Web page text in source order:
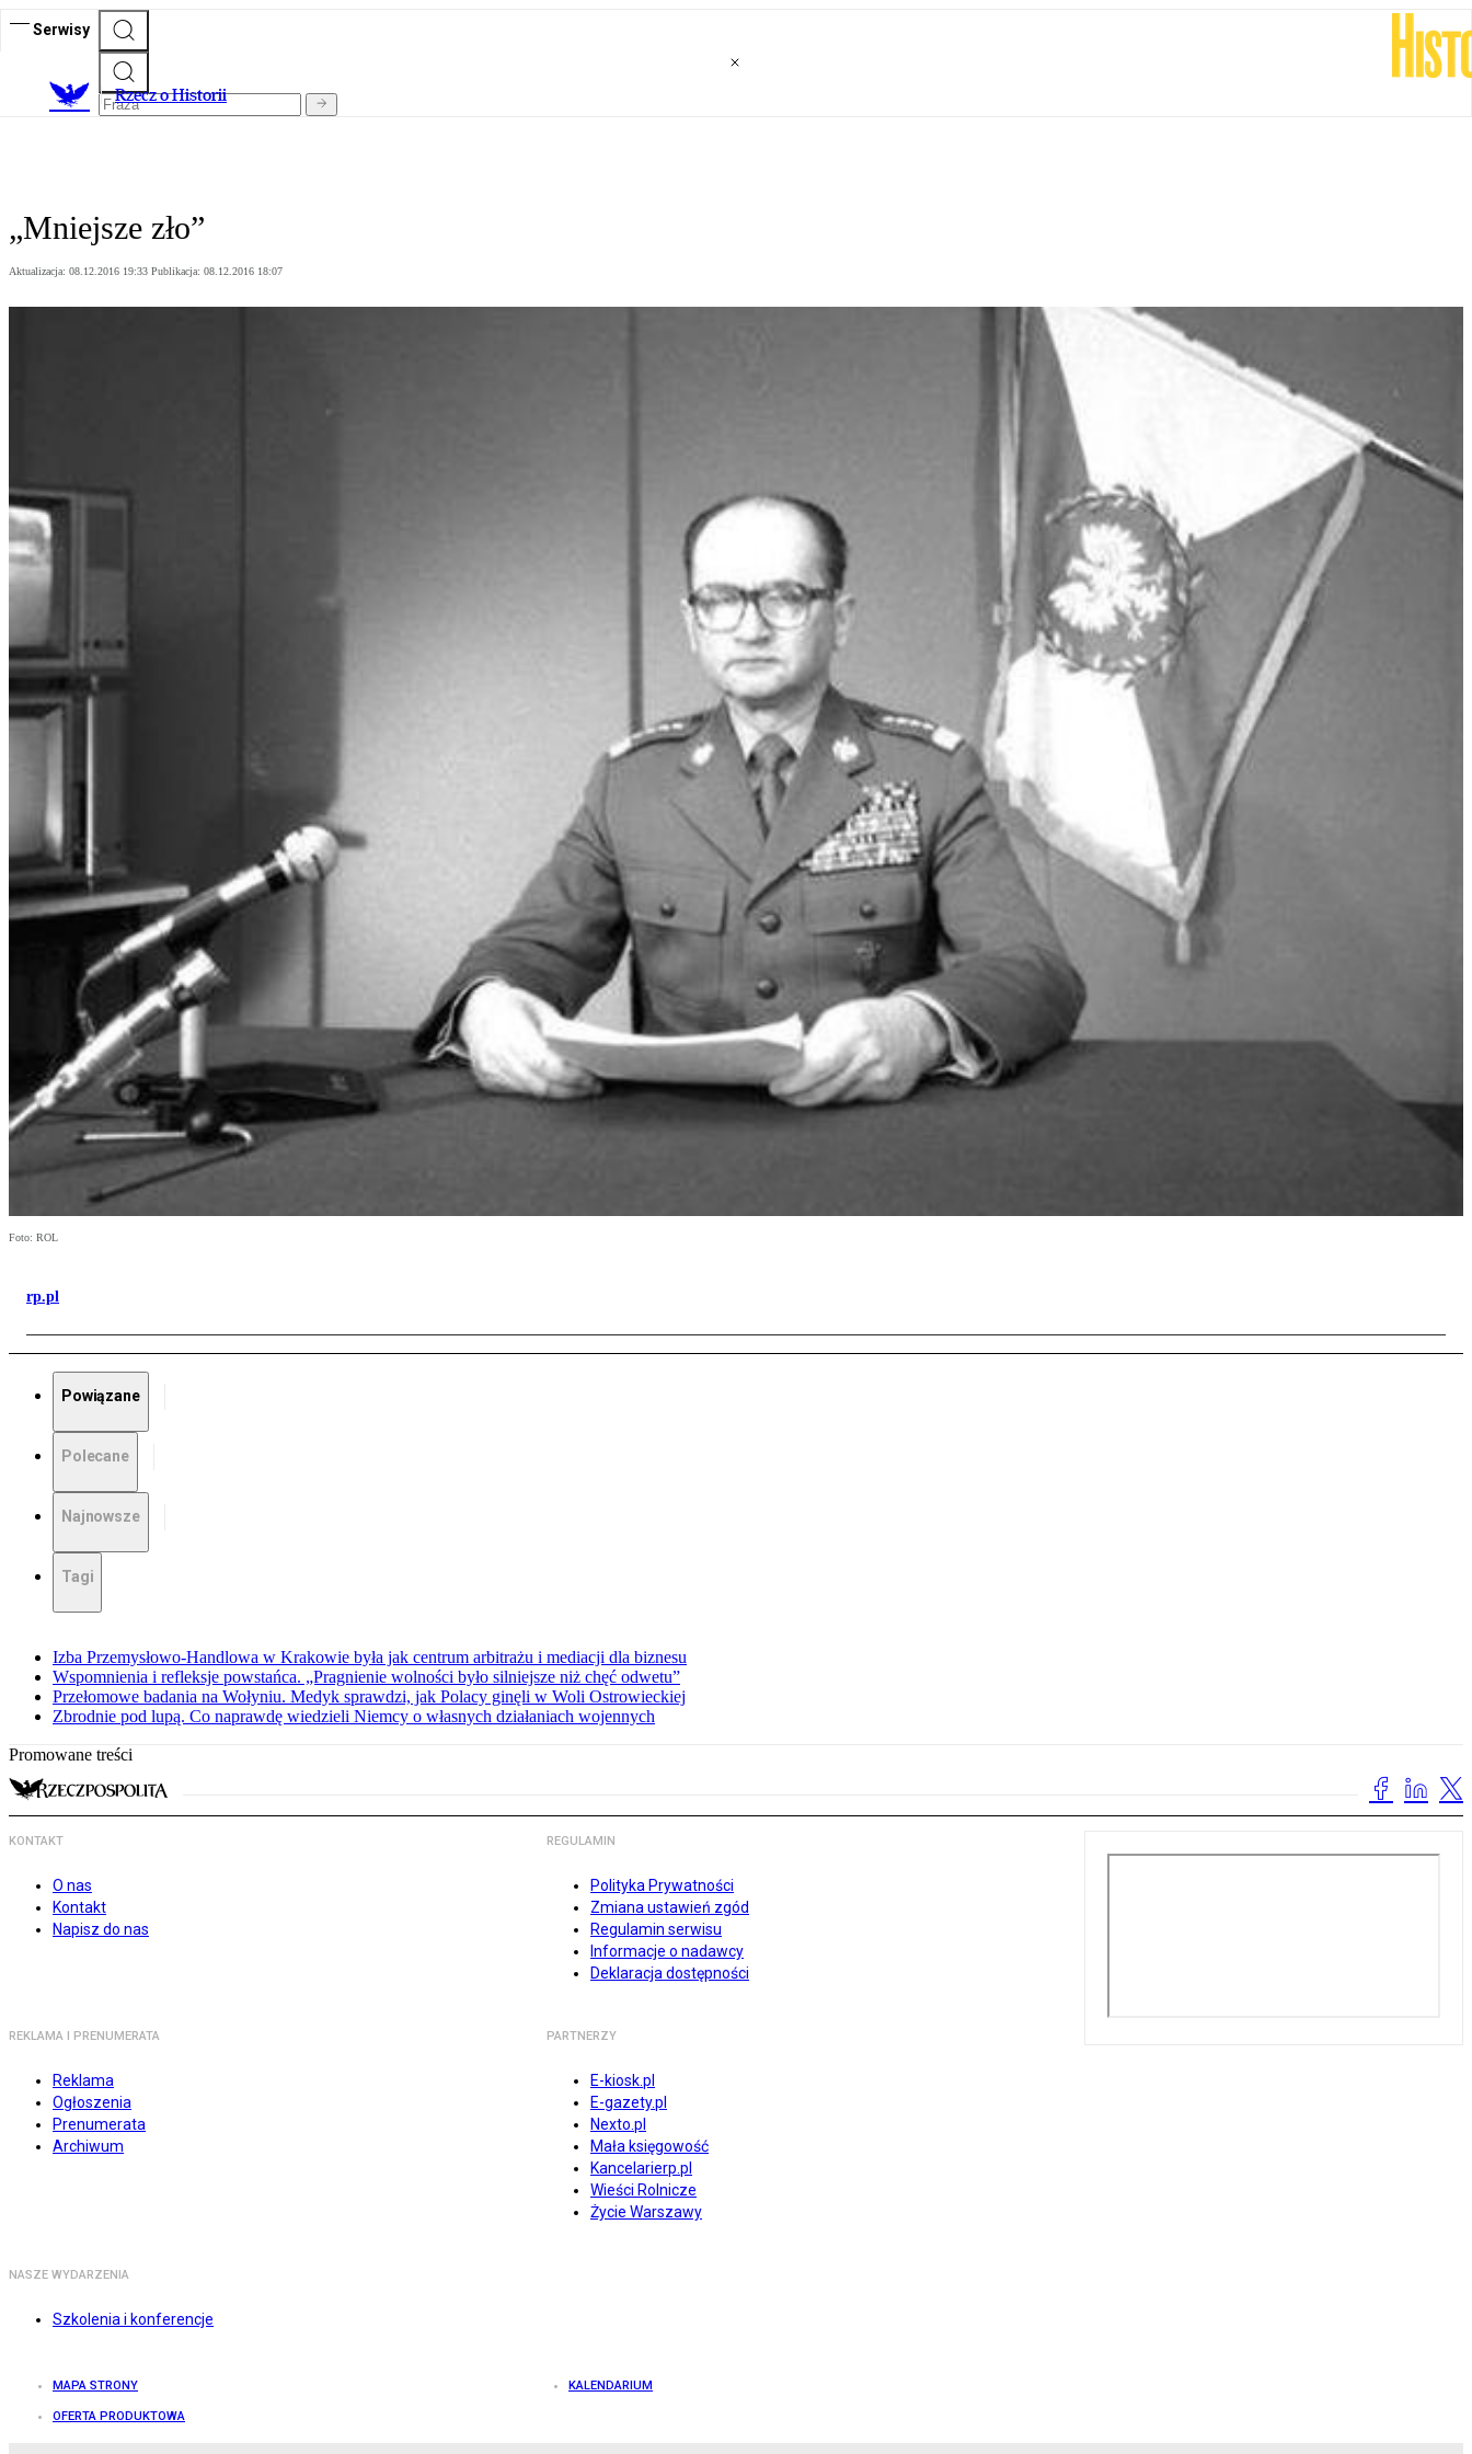
Serwisy
Rzecz o Historii
„Mniejsze zło”
Aktualizacja: 08.12.2016 19:33 Publikacja: 08.12.2016 18:07
Foto: ROL
rp.pl
Powiązane
Polecane
Najnowsze
Tagi
Izba Przemysłowo-Handlowa w Krakowie była jak centrum arbitrażu i mediacji dla biznesu
Wspomnienia i refleksje powstańca. „Pragnienie wolności było silniejsze niż chęć odwetu”
Przełomowe badania na Wołyniu. Medyk sprawdzi, jak Polacy ginęli w Woli Ostrowieckiej
Zbrodnie pod lupą. Co naprawdę wiedzieli Niemcy o własnych działaniach wojennych
Promowane treści
KONTAKT
O nas
Kontakt
Napisz do nas
REGULAMIN
Polityka Prywatności
Zmiana ustawień zgód
Regulamin serwisu
Informacje o nadawcy
Deklaracja dostępności
REKLAMA I PRENUMERATA
Reklama
Ogłoszenia
Prenumerata
Archiwum
PARTNERZY
E-kiosk.pl
E-gazety.pl
Nexto.pl
Mała księgowość
Kancelarierp.pl
Wieści Rolnicze
Życie Warszawy
NASZE WYDARZENIA
Szkolenia i konferencje
MAPA STRONY KALENDARIUM
OFERTA PRODUKTOWA